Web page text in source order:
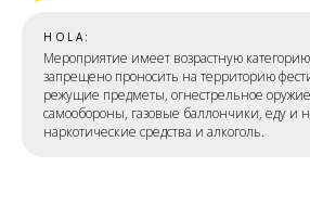
HOLA:
Мероприятие имеет возрастную
запрещено проносить на территорию
режущие предметы, огнестрельное
самообороны, газовые баллончики, еду и
наркотические средства и алкоголь.